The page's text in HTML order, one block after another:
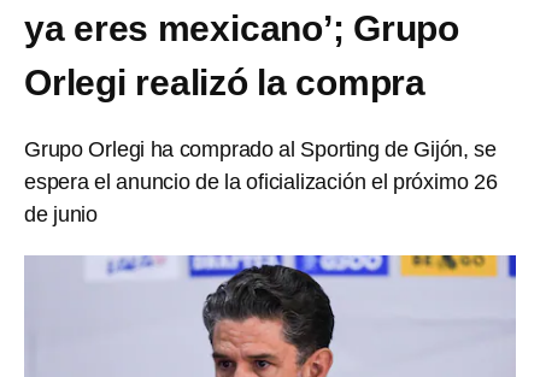
ya eres mexicano’; Grupo
Orlegi realizó la compra
Grupo Orlegi ha comprado al Sporting de Gijón, se
espera el anuncio de la oficialización el próximo 26
de junio